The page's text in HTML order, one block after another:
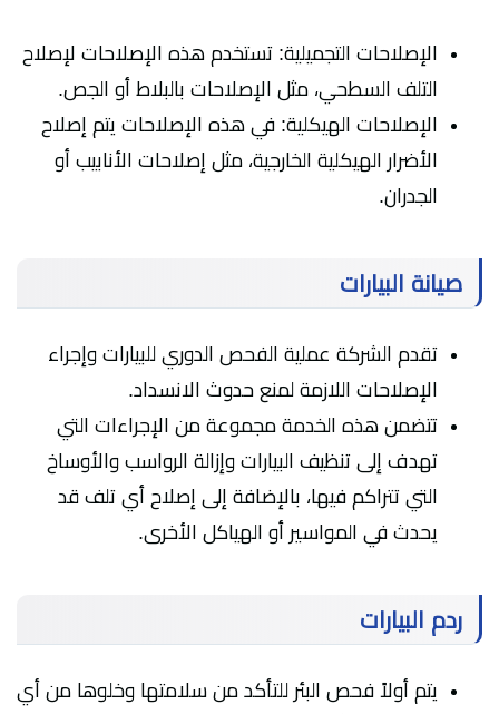
الإصلاحات التجميلية: تستخدم هذه الإصلاحات لإصلاح
التلف السطحي، مثل الإصلاحات بالبلاط أو الجص.
الإصلاحات الهيكلية: في هذه الإصلاحات يتم إصلاح
الأضرار الهيكلية الخارجية، مثل إصلاحات الأنابيب أو
الجدران.
صيانة البيارات
تقدم الشركة عملية الفحص الدوري للبيارات وإجراء
الإصلاحات اللازمة لمنع حدوث الانسداد.
تتضمن هذه الخدمة مجموعة من الإجراءات التي
تهدف إلى تنظيف البيارات وإزالة الرواسب والأوساخ
التي تتراكم فيها، بالإضافة إلى إصلاح أي تلف قد
يحدث في المواسير أو الهياكل الأخرى.
ردم البيارات
يتم أولاً فحص البئر للتأكد من سلامتها وخلوها من أي